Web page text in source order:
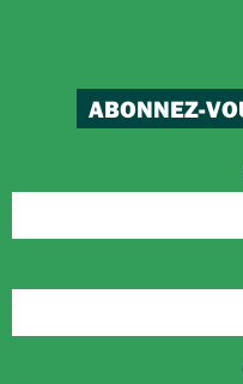
ABONNEZ-